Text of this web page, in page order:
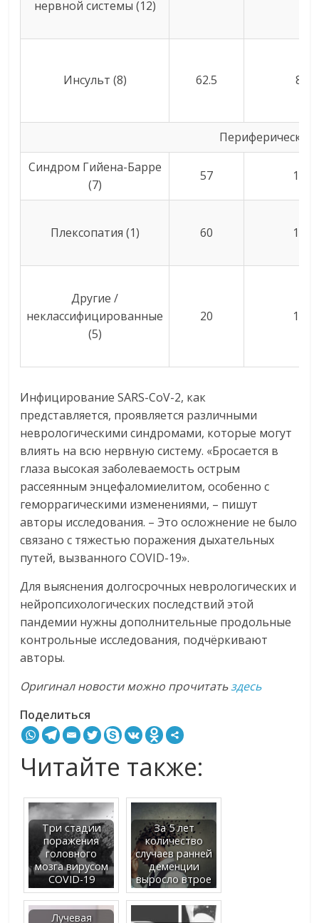
нервной системы (12)
Инсульт (8) 62.5 8
Синдром Гийена-Барре
(7)
57 13
Плексопатия (1) 60 14
Другие /
неклассифицированные
(5)
20 10
Инфицирование SARS-CoV-2, как
представляется, проявляется различными
неврологическими синдромами, которые могут
влиять на всю нервную систему. «Бросается в
глаза высокая заболеваемость острым
рассеянным энцефаломиелитом, особенно с
геморрагическими изменениями, – пишут
авторы исследования. – Это осложнение не было
связано с тяжестью поражения дыхательных
путей, вызванного COVID-19».
Для выяснения долгосрочных неврологических и
нейропсихологических последствий этой
пандемии нужны дополнительные продольные
контрольные исследования, подчёркивают
авторы.
Оригинал новости можно прочитатьздесь
Поделиться
Читайте также:
Три стадии
поражения
головного
мозга вирусом
COVID-19
За 5 лет
количество
случаев ранней
деменции
выросло втрое
Лучевая